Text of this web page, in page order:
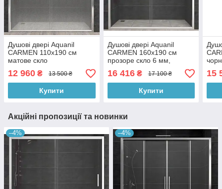
Душові двері Aquanil
CARMEN 110х190 см
матове скло
12 960 ₴ 13 500 ₴
Купити
Душові двері Aquanil
CARMEN 160х190 см
прозоре скло 6 мм,
профіль хром
16 416₴ 17 100 ₴
Купити
скло
15
Акційні пропозиції та новинки
–4% –4%